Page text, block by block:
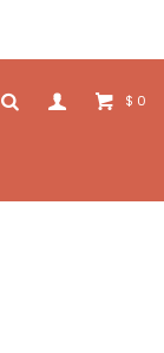
$ 0